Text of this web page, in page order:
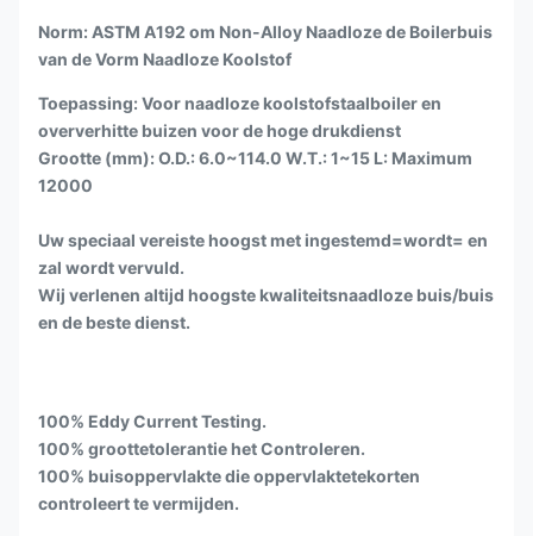
Norm: ASTM A192 om Non-Alloy Naadloze de Boilerbuis
van de Vorm Naadloze Koolstof
Toepassing: Voor naadloze koolstofstaalboiler en
oververhitte buizen voor de hoge drukdienst
Grootte (mm): O.D.: 6.0~114.0 W.T.: 1~15 L: Maximum
12000
Uw speciaal vereiste hoogst met ingestemd=wordt= en
zal wordt vervuld.
Wij verlenen altijd hoogste kwaliteitsnaadloze buis/buis
en de beste dienst.
100% Eddy Current Testing.
100% groottetolerantie het Controleren.
100% buisoppervlakte die oppervlaktetekorten
controleert te vermijden.